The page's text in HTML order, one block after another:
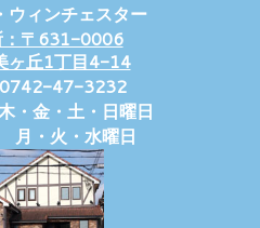
ウィンチェスター
：〒631-0006
ヶ丘1丁目4-14
0742-47-3232
・金・土・日曜日
月・火・水曜日